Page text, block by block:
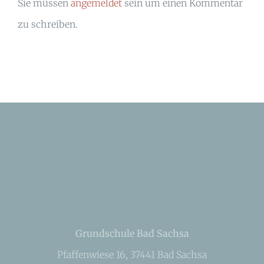
Sie müssen angemeldet sein um einen Kommentar
zu schreiben.
Grundschule Bad Sachsa
Pfaffenwiese 16, 37441 Bad Sachsa